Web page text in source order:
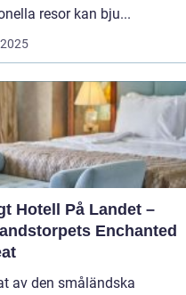
resor kan bju...
Hotell På Landet –
Enchanted
av den småländska